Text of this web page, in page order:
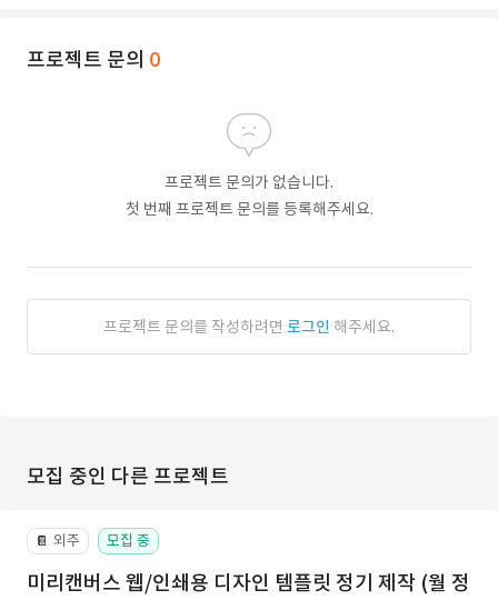
프로젝트 문의 0
프로젝트 문의가 없습니다.
첫 번째 프로젝트 문의를 등록해주세요.
프로젝트 문의를 작성하려면 로그인 해주세요.
모집 중인 다른 프로젝트
📔 외주 모집 중
미리캔버스 웹/인쇄용 디자인 템플릿 정기 제작 (월 정